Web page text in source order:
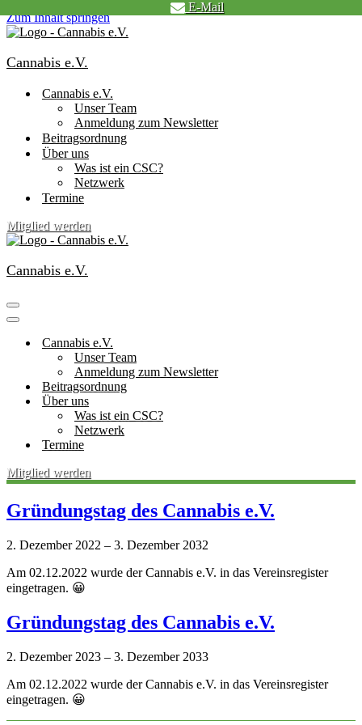
Zum Inhalt springen
E-Mail
Cannabis e.V.
Cannabis e.V.
Unser Team
Anmeldung zum Newsletter
Beitragsordnung
Über uns
Was ist ein CSC?
Netzwerk
Termine
Mitglied werden
Cannabis e.V.
Navigationsmenü
Navigationsmenü
Cannabis e.V.
Unser Team
Anmeldung zum Newsletter
Beitragsordnung
Über uns
Was ist ein CSC?
Netzwerk
Termine
Mitglied werden
Gründungstag des Cannabis e.V.
2. Dezember 2022 – 3. Dezember 2032
Am 02.12.2022 wurde der Cannabis e.V. in das Vereinsregister
eingetragen. 😀
Gründungstag des Cannabis e.V.
2. Dezember 2023 – 3. Dezember 2033
Am 02.12.2022 wurde der Cannabis e.V. in das Vereinsregister
eingetragen. 😀